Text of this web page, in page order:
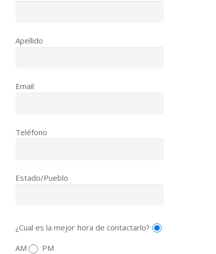
Apellido
Email
Teléfono
Estado/Pueblo
¿Cual es la mejor hora de contactarlo?
AM PM